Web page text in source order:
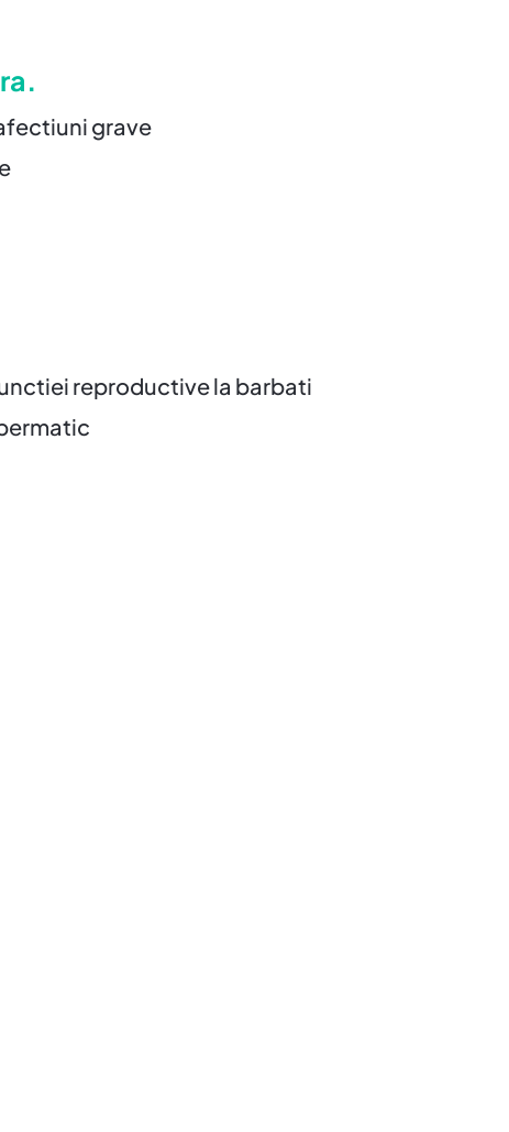
grave
reproductive la barbati